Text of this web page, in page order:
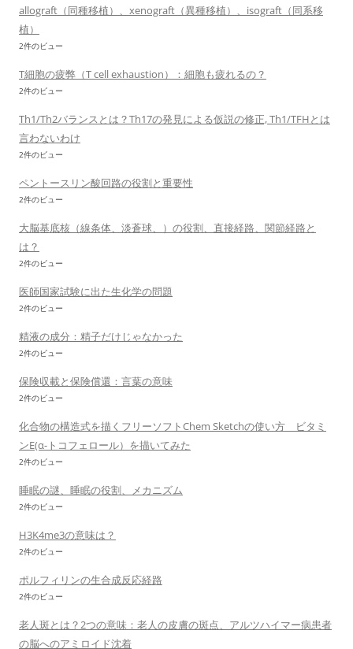
allograft（同種移植）、xenograft（異種移植）、isograft（同系移
植）
2件のビュー
T細胞の疲弊（T cell exhaustion）：細胞も疲れるの？
2件のビュー
Th1/Th2バランスとは？Th17の発見による仮説の修正, Th1/TFHとは
言わないわけ
2件のビュー
ペントースリン酸回路の役割と重要性
2件のビュー
大脳基底核（線条体、淡蒼球、）の役割、直接経路、関節経路と
は？
2件のビュー
医師国家試験に出た生化学の問題
2件のビュー
精液の成分：精子だけじゃなかった
2件のビュー
保険収載と保険償還：言葉の意味
2件のビュー
化合物の構造式を描くフリーソフトChem Sketchの使い方 ビタミ
ンE(α-トコフェロール）を描いてみた
2件のビュー
睡眠の謎、睡眠の役割、メカニズム
2件のビュー
H3K4me3の意味は？
2件のビュー
ポルフィリンの生合成反応経路
2件のビュー
老人斑とは？2つの意味：老人の皮膚の斑点、アルツハイマー病患者
の脳へのアミロイド沈着